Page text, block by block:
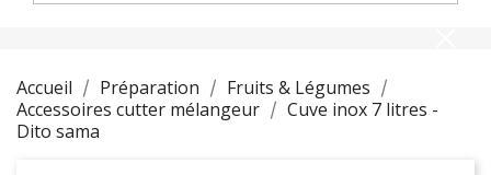
Accueil Préparation
Fruits & Légumes
Accessoires cutter mélangeur
Cuve inox 7 litres -
Dito sama